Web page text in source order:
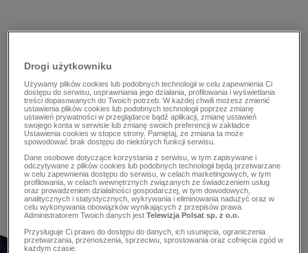
Drogi użytkowniku
Używamy plików cookies lub podobnych technologii w celu zapewnienia Ci
dostępu do serwisu, usprawniania jego działania, profilowania i wyświetlania
treści dopasowanych do Twoich potrzeb. W każdej chwili możesz zmienić
ustawienia plików cookies lub podobnych technologii poprzez zmianę
ustawień prywatności w przeglądarce bądź aplikacji, zmianę ustawień
swojego konta w serwisie lub zmianę swoich preferencji w zakładce
Ustawienia cookies w stopce strony. Pamiętaj, że zmiana ta może
spowodować brak dostępu do niektórych funkcji serwisu.
Dane osobowe dotyczące korzystania z serwisu, w tym zapisywane i
odczytywane z plików cookies lub podobnych technologii będą przetwarzane
w celu zapewnienia dostępu do serwisu, w celach marketingowych, w tym
profilowania, w celach wewnętrznych związanych ze świadczeniem usług
oraz prowadzeniem działalności gospodarczej, w tym dowodowych,
analitycznych i statystycznych, wykrywania i eliminowania nadużyć oraz w
celu wykonywania obowiązków wynikających z przepisów prawa.
Administratorem Twoich danych jestTelewizja Polsat sp. z o.o.
Przysługuje Ci prawo do dostępu do danych, ich usunięcia, ograniczenia
przetwarzania, przenoszenia, sprzeciwu, sprostowania oraz cofnięcia zgód w
każdym czasie.